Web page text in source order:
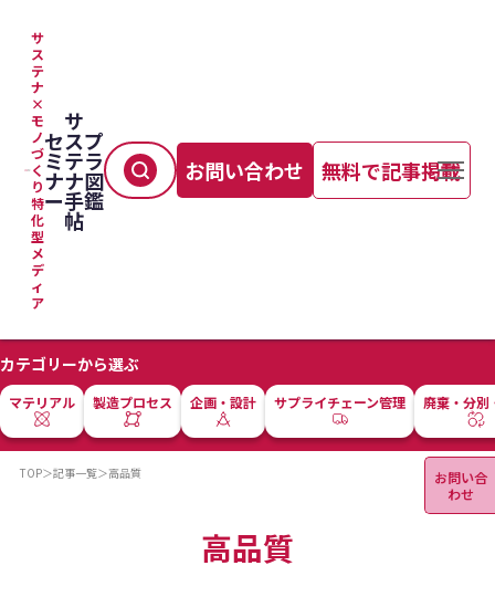
サ
ス
テ
ナ
×
モ
ノ
づ
く
り
特
化
型
メ
デ
ィ
ア
セ
ミ
ナ
ー
サ
ス
テ
ナ
手
帖
プ
ラ
図
鑑
お問い合わせ 無料で記事掲載
カテゴリーから選ぶ
マテリアル 製造プロセス 企画・設計 サプライチェーン管理 廃棄・分別
お問い合
わせ
TOP＞記事一覧＞高品質
高品質